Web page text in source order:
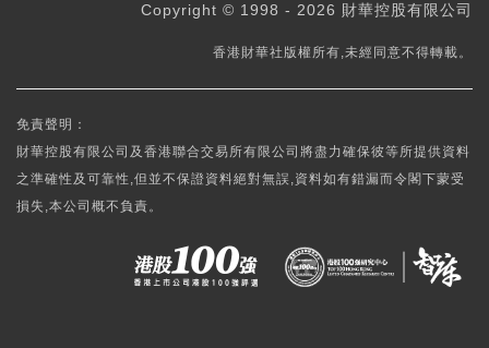
Copyright © 1998 - 2026 財華控股有限公司
香港財華社版權所有,未經同意不得轉載。
免責聲明：
財華控股有限公司及香港聯合交易所有限公司將盡力確保彼等所提供資料
之準確性及可靠性,但並不保證資料絕對無誤,資料如有錯漏而令閣下蒙受
損失,本公司概不負責。